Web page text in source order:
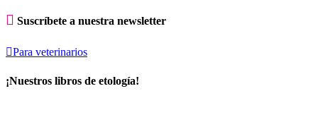
 Suscríbete a nuestra newsletter
Para veterinarios
¡Nuestros libros de etología!